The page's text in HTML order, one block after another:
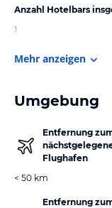
Anzahl Hotelbars
1
Mehr anzeigen
Umgebung
Entfernung
Flughafen
< 50 km
Entfernung